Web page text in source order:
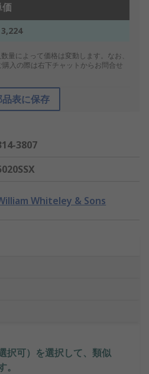
価
3,224
量によって価格は変動します。なお、
入の際は右下チャットからお問合せ
品表に保存
3807
Whiteley & Sons
択可）を選択して、類似